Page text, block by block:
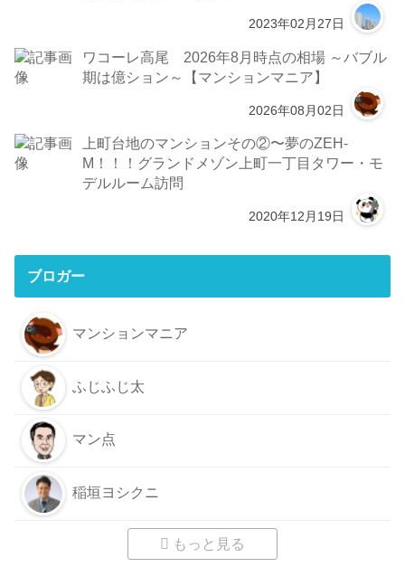
2023年02月27日
ワコーレ高尾 2026年8月時点の相場 ～バブル
期は億ション～【マンションマニア】
2026年08月02日
上町台地のマンションその②〜夢のZEH-
M！！！グランドメゾン上町一丁目タワー・モ
デルルーム訪問
2020年12月19日
ブロガー
マンションマニア
ふじふじ太
マン点
稲垣ヨシクニ
もっと見る